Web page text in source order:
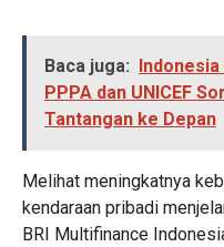
Baca juga:
PPPA dan UNICEF
Tantangan ke Depan
Melihat meningkatnya
kendaraan pribadi
BRI Multifinance